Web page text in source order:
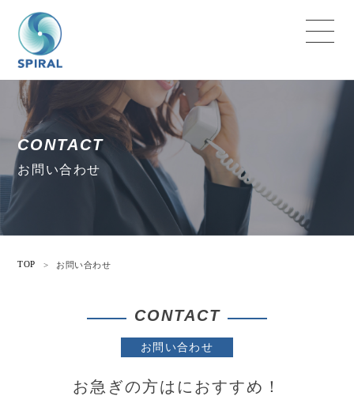
CONTACT
お問い合わせ
TOP > お問い合わせ
CONTACT
お問い合わせ
お急ぎの方はにおすすめ！